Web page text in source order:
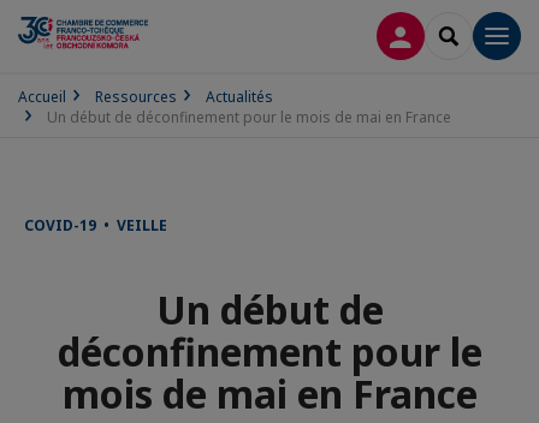
CONNEXION
Accueil Ressources
Actualités
Un début de déconfinement pour le mois de mai en France
COVID-19 • VEILLE
Un début de
déconfinement pour le
mois de mai en France